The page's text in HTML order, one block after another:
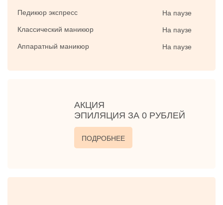
Педикюр экспресс На паузе
Классический маникюр На паузе
Аппаратный маникюр На паузе
АКЦИЯ
ЭПИЛЯЦИЯ ЗА 0 РУБЛЕЙ
ПОДРОБНЕЕ